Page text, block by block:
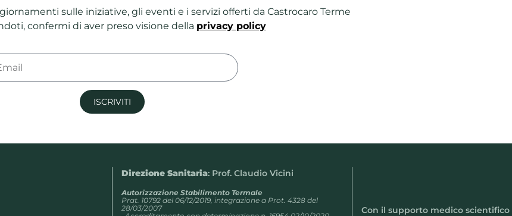
sulle iniziative, gli eventi e i servizi offerti da Castrocaro Terme
confermi di aver preso visione della privacy policy
ISCRIVITI
Direzione Sanitaria: Prof. Claudio Vicini
Autorizzazione Stabilimento Termale
Prat. 10792 del 06/12/2019, integrazione a Prot. 4328 del
28/03/2007
Con il supporto medico scientifico